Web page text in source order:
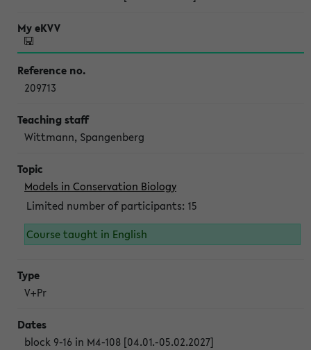
209713
Wittmann, Spangenberg
Models in Conservation Biology
Limited number of participants: 15
Course taught in English
V+Pr
block 9-16 in M4-108 [04.01.-05.02.2027]